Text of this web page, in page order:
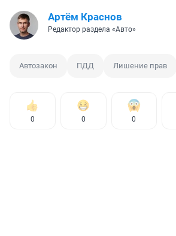
Артём Краснов
Редактор раздела «Авто»
Автозакон ПДД Лишение прав
0 0 0